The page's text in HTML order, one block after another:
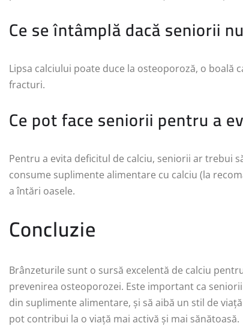
Ce se întâmplă dacă seniorii
Lipsa calciului poate duce la osteoporoză, o boală
fracturi.
Ce pot face seniorii pentru a
Pentru a evita deficitul de calciu, seniorii ar trebui
consume suplimente alimentare cu calciu (la
a întări oasele.
Concluzie
Brânzeturile sunt o sursă excelentă de calciu
prevenirea osteoporozei. Este important ca
din suplimente alimentare, și să aibă un stil de
pot contribui la o viață mai activă și mai sănătoasă.